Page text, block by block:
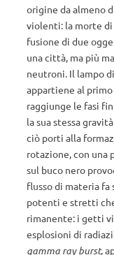
origine da almeno
violenti: la morte
fusione di due
una città, ma più
neutroni. Il lampo
appartiene al
raggiunge le fasi
la sua stessa
ciò porti alla
rotazione, con una
sul buco nero
flusso di materia
potenti e stretti
rimanente: i getti
esplosioni di
gamma ray burst,